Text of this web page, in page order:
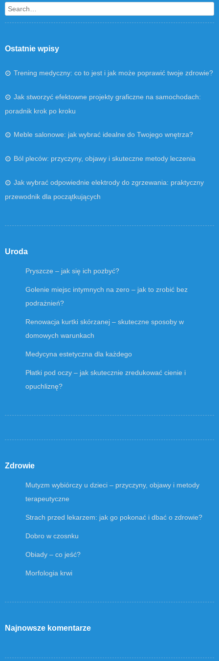
Search
Ostatnie wpisy
Trening medyczny: co to jest i jak może poprawić twoje zdrowie?
Jak stworzyć efektowne projekty graficzne na samochodach:
poradnik krok po kroku
Meble salonowe: jak wybrać idealne do Twojego wnętrza?
Ból pleców: przyczyny, objawy i skuteczne metody leczenia
Jak wybrać odpowiednie elektrody do zgrzewania: praktyczny
przewodnik dla początkujących
Uroda
Pryszcze – jak się ich pozbyć?
Golenie miejsc intymnych na zero – jak to zrobić bez
podrażnień?
Renowacja kurtki skórzanej – skuteczne sposoby w
domowych warunkach
Medycyna estetyczna dla każdego
Płatki pod oczy – jak skutecznie zredukować cienie i
opuchliznę?
Zdrowie
Mutyzm wybiórczy u dzieci – przyczyny, objawy i metody
terapeutyczne
Strach przed lekarzem: jak go pokonać i dbać o zdrowie?
Dobro w czosnku
Obiady – co jeść?
Morfologia krwi
Najnowsze komentarze